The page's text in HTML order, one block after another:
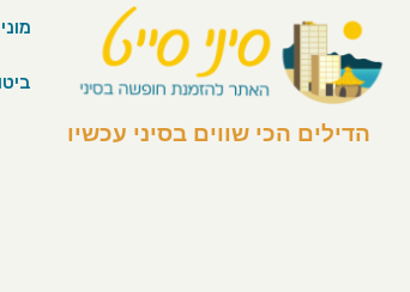
הדילים הכי שווים בסיני עכשיו